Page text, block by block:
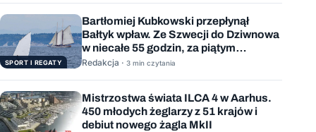
SPORT I REGATY
Bartłomiej Kubkowski przepłynął
Bałtyk wpław. Ze Szwecji do Dziwnowa
w niecałe 55 godzin, za piątym
podejściem
Redakcja · 3 min czytania
Mistrzostwa świata ILCA 4 w Aarhus.
450 młodych żeglarzy z 51 krajów i
debiut nowego żagla MkII